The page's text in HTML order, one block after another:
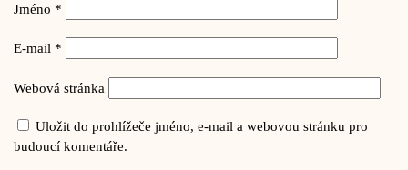
Jméno *
E-mail *
Webová stránka
Uložit do prohlížeče jméno, e-mail a webovou stránku pro
budoucí komentáře.